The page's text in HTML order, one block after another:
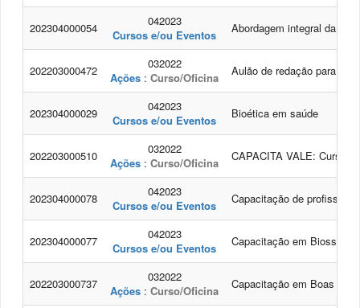
202304000054
042023
Cursos e/ou Eventos
Abordagem integral da
202203000472
032022
Ações : Curso/Oficina Aulão de redação para o
202304000029
042023
Cursos e/ou Eventos
Bioética em saúde
202203000510
032022
Ações : Curso/Oficina CAPACITA VALE: Cursos
202304000078
042023
Cursos e/ou Eventos
Capacitação de
202304000077
042023
Cursos e/ou Eventos
Capacitação em
202203000737
032022
Ações : Curso/Oficina Capacitação em Boas